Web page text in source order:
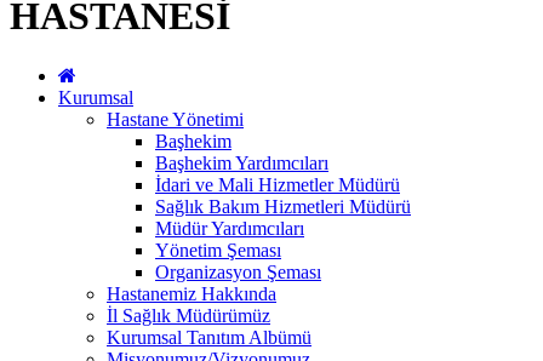
HASTANESİ
Kurumsal
Hastane Yönetimi
Başhekim
Başhekim Yardımcıları
İdari ve Mali Hizmetler Müdürü
Sağlık Bakım Hizmetleri Müdürü
Müdür Yardımcıları
Yönetim Şeması
Organizasyon Şeması
Hastanemiz Hakkında
İl Sağlık Müdürümüz
Kurumsal Tanıtım Albümü